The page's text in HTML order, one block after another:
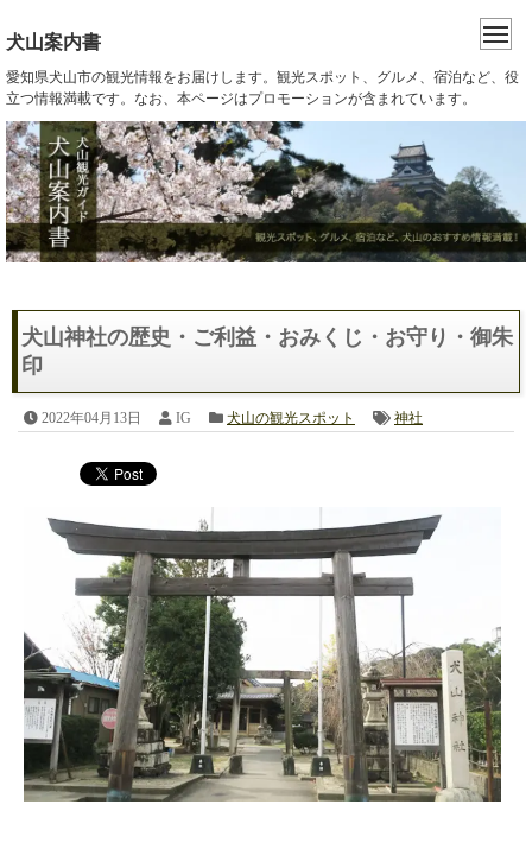
犬山案内書
愛知県犬山市の観光情報をお届けします。観光スポット、グルメ、宿泊など、役
立つ情報満載です。なお、本ページはプロモーションが含まれています。
犬山神社の歴史・ご利益・おみくじ・お守り・御朱
印
2022年04月13日 IG 犬山の観光スポット 神社